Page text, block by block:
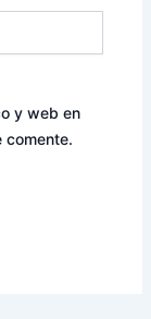
y web en
comente.